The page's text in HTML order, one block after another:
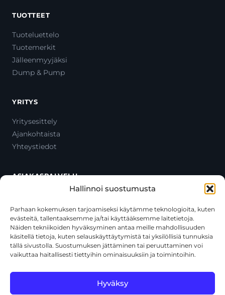
Hallinnoi suostumusta
Parhaan kokemuksen tarjoamiseksi käytämme teknologioita, kuten
evästeitä, tallentaaksemme ja/tai käyttääksemme laitetietoja.
Näiden tekniikoiden hyväksyminen antaa meille mahdollisuuden
käsitellä tietoja, kuten selauskäyttäytymistä tai yksilöllisiä tunnuksia
tällä sivustolla. Suostumuksen jättäminen tai peruuttaminen voi
vaikuttaa haitallisesti tiettyihin ominaisuuksiin ja toimintoihin.
Hyväksy
TUOTTEET
Tuoteluettelo
Tuotemerkit
Jälleenmyyjäksi
Dump & Pump
YRITYS
Yritysesittely
Ajankohtaista
Yhteystiedot
ASIAKASPALVELU
Oma tili
Maksutavat
Toimitustavat
Usein kysytyt kysymykset
+358 44 270 3795
asiakaspalvelu@toolcat.fi